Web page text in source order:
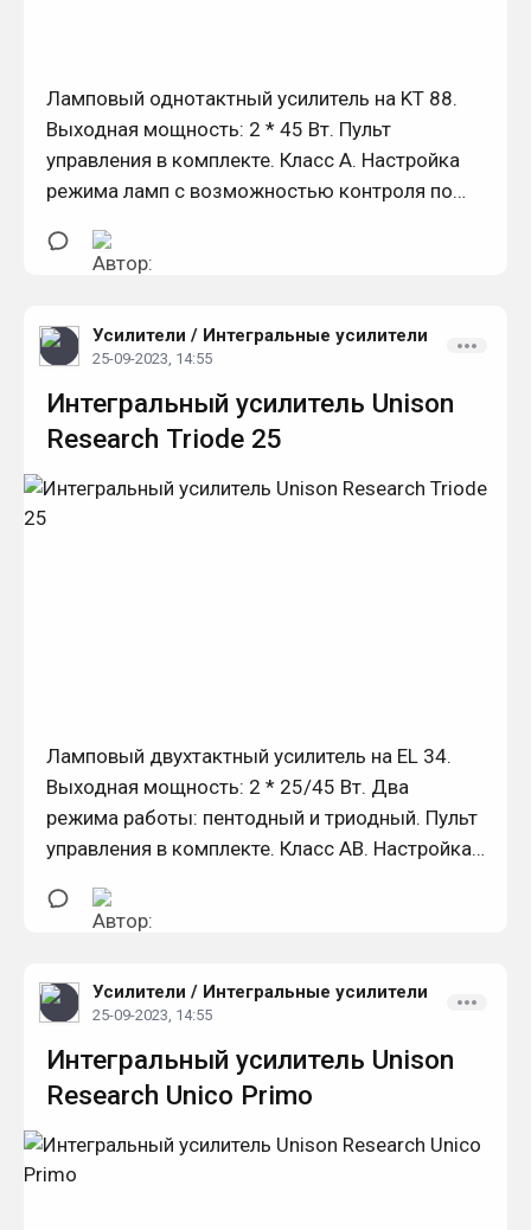
Ламповый однотактный усилитель на KT 88.
Выходная мощность: 2 * 45 Вт. Пульт
управления в комплекте. Класс А. Настройка
режима ламп с возможностью контроля по
Усилители / Интегральные усилители
25-09-2023, 14:55
Интегральный усилитель Unison
Research Triode 25
Ламповый двухтактный усилитель на EL 34.
Выходная мощность: 2 * 25/45 Вт. Два
режима работы: пентодный и триодный. Пульт
управления в комплекте. Класс АB. Настройка
встроенному стрелочному индикатору.
Усилители / Интегральные усилители
25-09-2023, 14:55
Интегральный усилитель Unison
Research Unico Primo